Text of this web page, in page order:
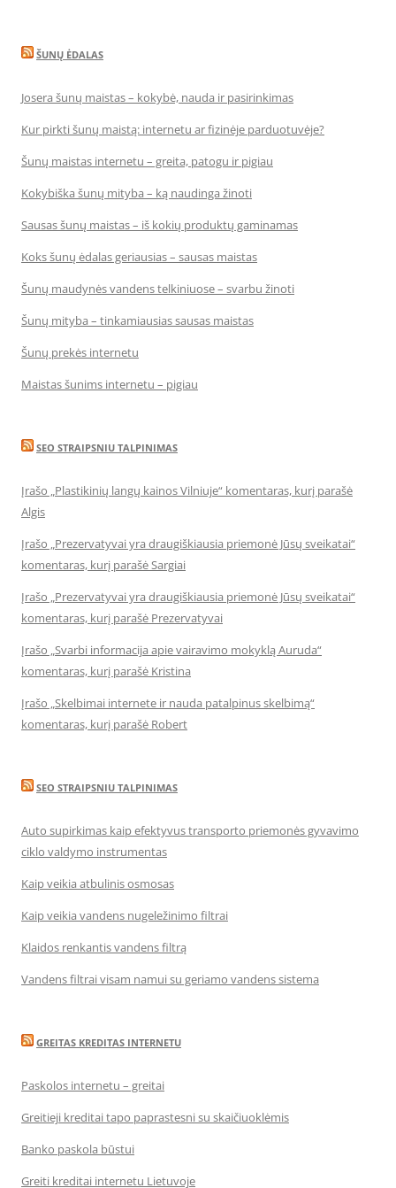
ŠUNŲ ĖDALAS
Josera šunų maistas – kokybė, nauda ir pasirinkimas
Kur pirkti šunų maistą: internetu ar fizinėje parduotuvėje?
Šunų maistas internetu – greita, patogu ir pigiau
Kokybiška šunų mityba – ką naudinga žinoti
Sausas šunų maistas – iš kokių produktų gaminamas
Koks šunų ėdalas geriausias – sausas maistas
Šunų maudynės vandens telkiniuose – svarbu žinoti
Šunų mityba – tinkamiausias sausas maistas
Šunų prekės internetu
Maistas šunims internetu – pigiau
SEO STRAIPSNIU TALPINIMAS
Įrašo „Plastikinių langų kainos Vilniuje“ komentaras, kurį parašė
Algis
Įrašo „Prezervatyvai yra draugiškiausia priemonė Jūsų sveikatai“
komentaras, kurį parašė Sargiai
Įrašo „Prezervatyvai yra draugiškiausia priemonė Jūsų sveikatai“
komentaras, kurį parašė Prezervatyvai
Įrašo „Svarbi informacija apie vairavimo mokyklą Auruda“
komentaras, kurį parašė Kristina
Įrašo „Skelbimai internete ir nauda patalpinus skelbimą“
komentaras, kurį parašė Robert
SEO STRAIPSNIU TALPINIMAS
Auto supirkimas kaip efektyvus transporto priemonės gyvavimo
ciklo valdymo instrumentas
Kaip veikia atbulinis osmosas
Kaip veikia vandens nugeležinimo filtrai
Klaidos renkantis vandens filtrą
Vandens filtrai visam namui su geriamo vandens sistema
GREITAS KREDITAS INTERNETU
Paskolos internetu – greitai
Greitieji kreditai tapo paprastesni su skaičiuoklėmis
Banko paskola būstui
Greiti kreditai internetu Lietuvoje